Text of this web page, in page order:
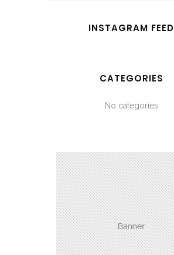
INSTAGRAM FEED
CATEGORIES
No categories